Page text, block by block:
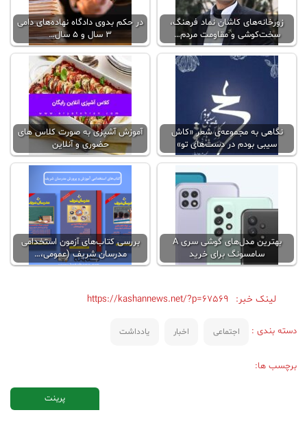
زورخانه‌های کاشان نماد فرهنگ،
سخت‌کوشی و مقاومت مردم…
در حکم بدوی دادگاه نهاده‌های دامی
۳ سال و ۵ سال…
نگاهی به مجموعه‌ی شعر «کاش
سیبی بودم در دست‌های تو»
آموزش آشپزی به صورت کلاس‌ های
حضوری و آنلاین
بهترین مدل‌های گوشی سری A
سامسونگ برای خرید
بررسی کتاب‌های آزمون استخدامی
مدرسان شریف (عمومی،…
لینک خبر: https://kashannews.net/?p=67569
دسته بندی : اجتماعی اخبار یادداشت
برچسب ها:
پرینت